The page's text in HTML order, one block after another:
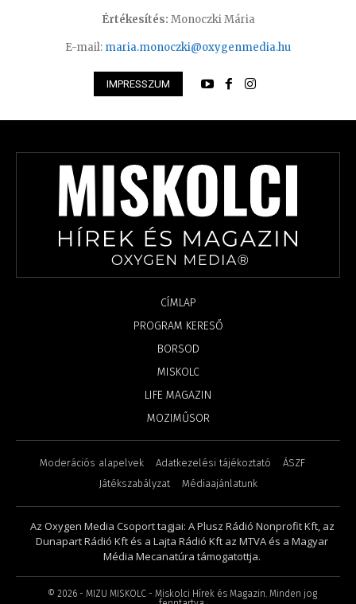
Értékesítés: Monoczki Mária
E-mail: maria.monoczki@oxygenmedia.hu
IMPRESSZUM
CÍMLAP
PROGRAM KERESŐ
BORSOD
MISKOLC
LIFE MAGAZIN
MOZIMŰSOR
Moderációs alapelvek Adatkezelési tájékoztató
ÁSZF
Játékszabályzat
Médiaajánlatunk
Az Oxygen Media Csoport tagjai: A Plusz Rádió Nonprofit Kft, az
Dunapart Rádió Kft és a Lajta Rádió Kft az MTVA és a Magyar
Média Mecanatúra támogatottja.
© 2026- MIZU MISKOLC - Miskolci Hírek és Magazin. Minden jog